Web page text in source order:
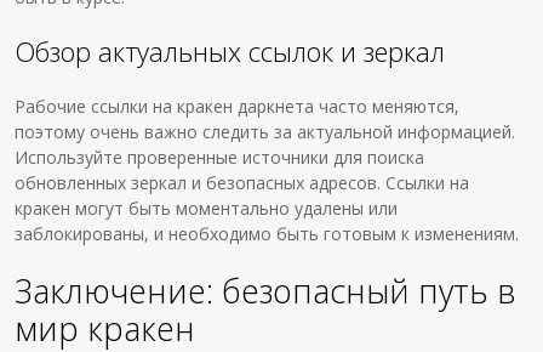
Обзор актуальных ссылок и зеркал
Рабочие ссылки на кракен даркнета часто меняются,
поэтому очень важно следить за актуальной информацией.
Используйте проверенные источники для поиска
обновленных зеркал и безопасных адресов. Ссылки на
кракен могут быть моментально удалены или
заблокированы, и необходимо быть готовым к изменениям.
Заключение: безопасный путь в
мир кракен